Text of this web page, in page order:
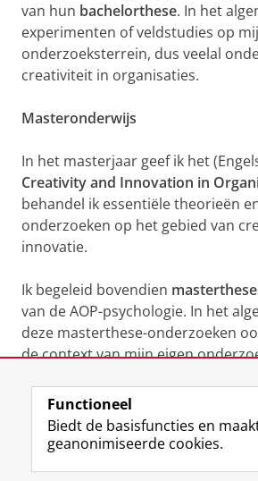
van hun bachelorthese. In het
experimenten of veldstudies op
onderzoeksterrein, dus veelal
creativiteit in organisaties.
Masteronderwijs
In het masterjaar geef ik het
Creativity and Innovation in
behandel ik essentiële theorieën
onderzoeken op het gebied van
innovatie.
Ik begeleid bovendien
van de AOP-psychologie. In het
deze masterthese-onderzoeken
de context van mijn eigen
Laatst gewijzigd: 01 september
Volg de RUG F L
Functioneel
Biedt de basisfuncties en
geanonimiseerde cookies.